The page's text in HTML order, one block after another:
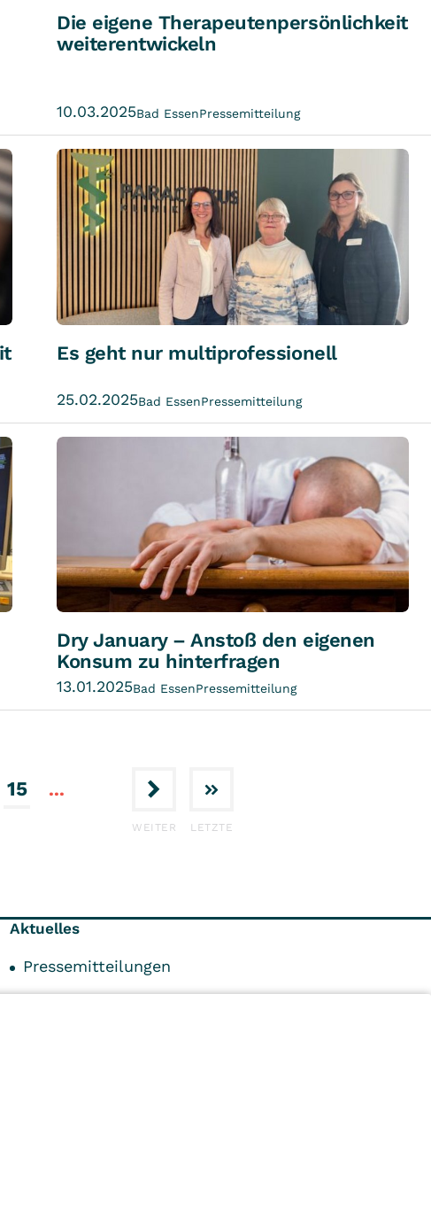
Die eigene Therapeutenpersönlichkeit
weiterentwickeln
10.03.2025Bad EssenPressemitteilung
Es geht nur multiprofessionell
25.02.2025Bad EssenPressemitteilung
Dry January – Anstoß den eigenen
Konsum zu hinterfragen
13.01.2025Bad EssenPressemitteilung
15 ...
WEITER LETZTE
Aktuelles
Pressemitteilungen